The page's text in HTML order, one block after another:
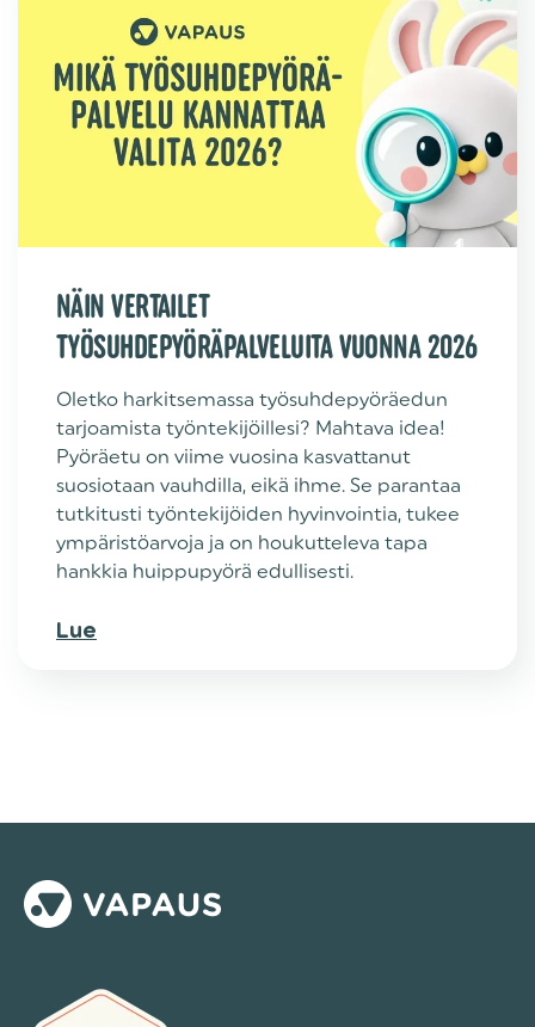
NÄIN VERTAILET
TYÖSUHDEPYÖRÄPALVELUITA VUONNA 2026
Oletko harkitsemassa työsuhdepyöräedun
tarjoamista työntekijöillesi? Mahtava idea!
Pyöräetu on viime vuosina kasvattanut
suosiotaan vauhdilla, eikä ihme. Se parantaa
tutkitusti työntekijöiden hyvinvointia, tukee
ympäristöarvoja ja on houkutteleva tapa
hankkia huippupyörä edullisesti.
Lue